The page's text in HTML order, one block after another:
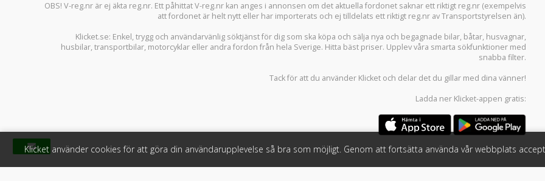
OBS! V-reg.nr är ej äkta reg.nr. Ett påhittat V-reg.nr kan anges i annonsen om det aktuella fordonet saknar ett riktigt reg.nr (exempelvis
att fordonet är helt nytt eller har importerats och ej tilldelats ett riktigt reg.nr av Transportstyrelsen än).
Klicket.se: Enkel, trygg och användarvänlig söktjänst för dig som ska köpa och sälja nya och begagnade bilar, båtar, husvagnar,
husbilar,transportbilar, motorcyklar eller andra fordon från hela Sverige. Hitta bäst priser. Upplev våra smarta sökfunktioner med
snabba filter.
Tack för att du använder Klicket och delar det du gillar med dina vänner!
Ladda ner Klicket-appen gratis:
Klicket använder cookies för att göra din användarupplevelse så bra som möjligt. Genom att fortsätta använda vår webbplats